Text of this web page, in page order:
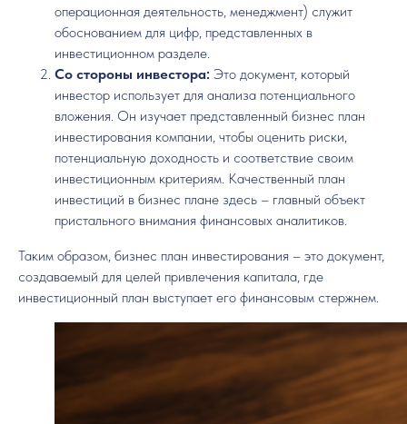
операционная деятельность, менеджмент) служит
обоснованием для цифр, представленных в
инвестиционном разделе.
Со стороны инвестора: Это документ, который
инвестор использует для анализа потенциального
вложения. Он изучает представленный бизнес план
инвестирования компании, чтобы оценить риски,
потенциальную доходность и соответствие своим
инвестиционным критериям. Качественный план
инвестиций в бизнес плане здесь – главный объект
пристального внимания финансовых аналитиков.
Таким образом, бизнес план инвестирования – это документ,
создаваемый для целей привлечения капитала, где
инвестиционный план выступает его финансовым стержнем.